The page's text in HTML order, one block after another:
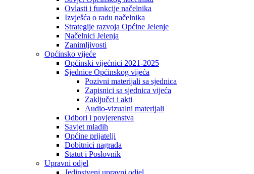
Ovlasti i funkcije načelnika
Izvješća o radu načelnika
Strategije razvoja Općine Jelenje
Načelnici Jelenja
Zanimljivosti
Općinsko vijeće
Općinski vijećnici 2021-2025
Sjednice Općinskog vijeća
Pozivni materijali sa sjednica
Zapisnici sa sjednica vijeća
Zaključci i akti
Audio-vizualni materijali
Odbori i povjerenstva
Savjet mladih
Općine prijatelji
Dobitnici nagrada
Statut i Poslovnik
Upravni odjel